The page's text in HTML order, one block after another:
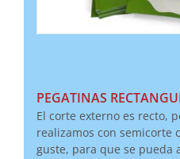
PEGATINAS
El corte externo es recto,
realizamos con semicorte
guste, para que se pueda